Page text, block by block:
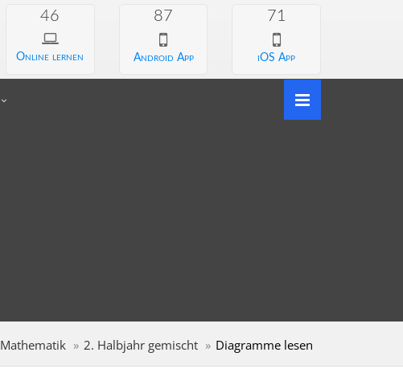
46
Online lernen
87
Android App
71
iOS App
Mathematik 2. Halbjahr gemischt Diagramme lesen